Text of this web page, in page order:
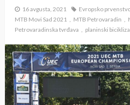
16 avgusta, 2021 Evropsko
MTB Movi Sad 2021
MTB Petrovaradin
Petrovaradinska tvrđava
planinski